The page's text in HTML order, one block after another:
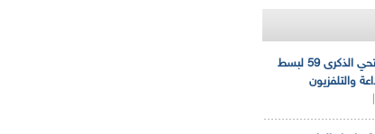
الإذاعة الجزائرية تحي الذكرى 59 لبسط
والتلفزيون